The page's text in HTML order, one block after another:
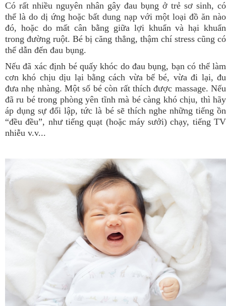
Có rất nhiều nguyên nhân gây đau bụng ở trẻ sơ sinh, có
thể là do dị ứng hoặc bất dung nạp với một loại đồ ăn nào
đó, hoặc do mất cân bằng giữa lợi khuẩn và hại khuẩn
trong đường ruột. Bé bị căng thẳng, thậm chí stress cũng có
thể dẫn đến đau bụng.
Nếu đã xác định bé quấy khóc do đau bụng, bạn có thể làm
cơn khó chịu dịu lại bằng cách vừa bế bé, vừa đi lại, đu
đưa nhẹ nhàng. Một số bé còn rất thích được massage. Nếu
đã ru bé trong phòng yên tĩnh mà bé càng khó chịu, thì hãy
áp dụng sự đối lập, tức là bé sẽ thích nghe những tiếng ồn
“đều đều”, như tiếng quạt (hoặc máy sưởi) chạy, tiếng TV
nhiễu v.v...